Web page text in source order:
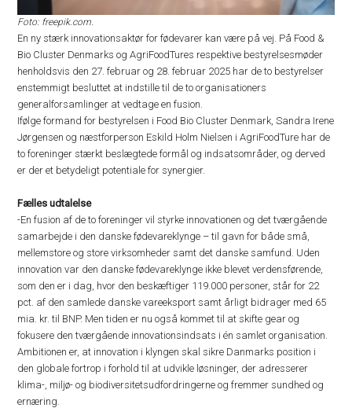
Foto: freepik.com.
En ny stærk innovationsaktør for fødevarer kan være på vej. På Food &
Bio Cluster Denmarks og AgriFoodTures respektive bestyrelsesmøder
henholdsvis den 27. februar og 28. februar 2025 har de to bestyrelser
enstemmigt besluttet at indstille til de to organisationers
generalforsamlinger at vedtage en fusion.
Ifølge formand for bestyrelsen i Food Bio Cluster Denmark, Sandra Irene
Jørgensen og næstforperson Eskild Holm Nielsen i AgriFoodTure har de
to foreninger stærkt beslægtede formål og indsatsområder, og derved
er der et betydeligt potentiale for synergier.
Fælles udtalelse
-En fusion af de to foreninger vil styrke innovationen og det tværgående
samarbejde i den danske fødevareklynge – til gavn for både små,
mellemstore og store virksomheder samt det danske samfund. Uden
innovation var den danske fødevareklynge ikke blevet verdensførende,
som den er i dag, hvor den beskæftiger 119.000 personer, står for 22
pct. af den samlede danske vareeksport samt årligt bidrager med 65
mia. kr. til BNP. Men tiden er nu også kommet til at skifte gear og
fokusere den tværgående innovationsindsats i én samlet organisation.
Ambitionen er, at innovation i klyngen skal sikre Danmarks position i
den globale fortrop i forhold til at udvikle løsninger, der adresserer
klima-, miljø- og biodiversitetsudfordringerne og fremmer sundhed og
ernæring.